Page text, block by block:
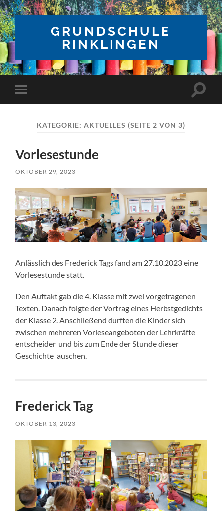
GRUNDSCHULE
RINKLINGEN
Mobile-
Menü
KATEGORIE: AKTUELLES (SEITE 2 VON 3)
Vorlesestunde
OKTOBER 29, 2023
Anlässlich des Frederick Tags fand am 27.10.2023 eine
Vorlesestunde statt.
Den Auftakt gab die 4. Klasse mit zwei vorgetragenen
Texten. Danach folgte der Vortrag eines Herbstgedichts
der Klasse 2. Anschließend durften die Kinder sich
zwischen mehreren Vorleseangeboten der Lehrkräfte
entscheiden und bis zum Ende der Stunde dieser
Geschichte lauschen.
Frederick Tag
OKTOBER 13, 2023